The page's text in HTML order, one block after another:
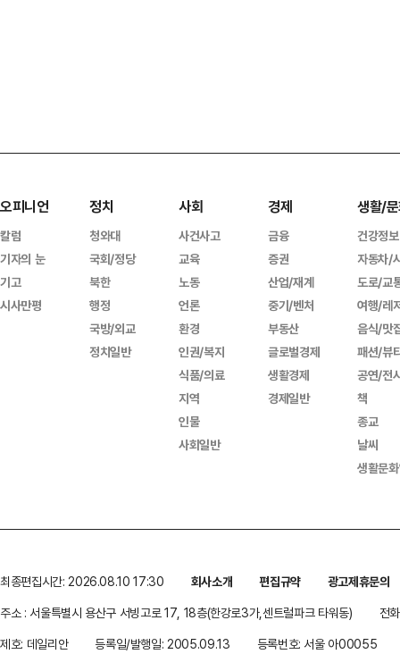
오피니언
칼럼
기자의 눈
기고
시사만평
정치
청와대
국회/정당
북한
행정
국방/외교
정치일반
사회
사건사고
교육
노동
언론
환경
인권/복지
식품/의료
지역
인물
사회일반
경제
금융
증권
산업/재계
중기/벤처
부동산
글로벌경제
생활경제
경제일반
생활/
건강정보
자동차/
도로/교
여행/레
음식/맛
패션/뷰
공연/전
책
종교
날씨
생활문
최종편집시간: 2026.08.10 17:30 회사소개 편집규약
광고제휴문의
주소 : 서울특별시 용산구 서빙고로 17, 18층(한강로3가,센트럴파크 타워동)
전
제호: 데일리안
등록일/발행일: 2005.09.13 등록번호: 서울 아00055